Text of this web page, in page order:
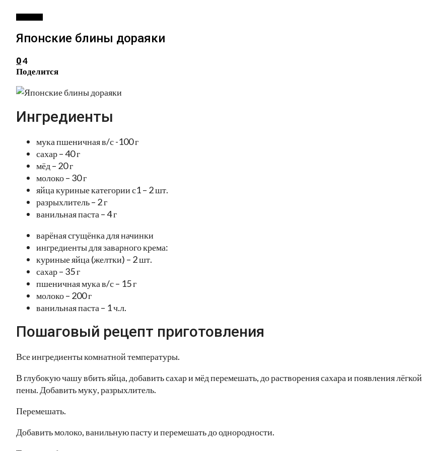
Японские блины дораяки
04
Поделится
Ингредиенты
мука пшеничная в/с -100 г
сахар – 40 г
мёд – 20 г
молоко – 30 г
яйца куриные категории с1 – 2 шт.
разрыхлитель – 2 г
ванильная паста – 4 г
варёная сгущёнка для начинки
ингредиенты для заварного крема:
куриные яйца (желтки) – 2 шт.
сахар – 35 г
пшеничная мука в/с – 15 г
молоко – 200 г
ванильная паста – 1 ч.л.
Пошаговый рецепт приготовления
Все ингредиенты комнатной температуры.
В глубокую чашу вбить яйца, добавить сахар и мёд перемешать, до растворения сахара и появления лёгкой
пены. Добавить муку, разрыхлитель.
Перемешать.
Добавить молоко, ванильную пасту и перемешать до однородности.